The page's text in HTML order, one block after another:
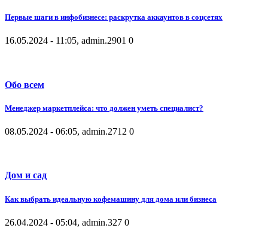
Первые шаги в инфобизнесе: раскрутка аккаунтов в соцсетях
16.05.2024 - 11:05, admin.2901 0
Обо всем
Менеджер маркетплейса: что должен уметь специалист?
08.05.2024 - 06:05, admin.2712 0
Дом и сад
Как выбрать идеальную кофемашину для дома или бизнеса
26.04.2024 - 05:04, admin.327 0